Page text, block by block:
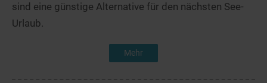
sind eine günstige Alternative für den nächsten See-
Urlaub.
Mehr